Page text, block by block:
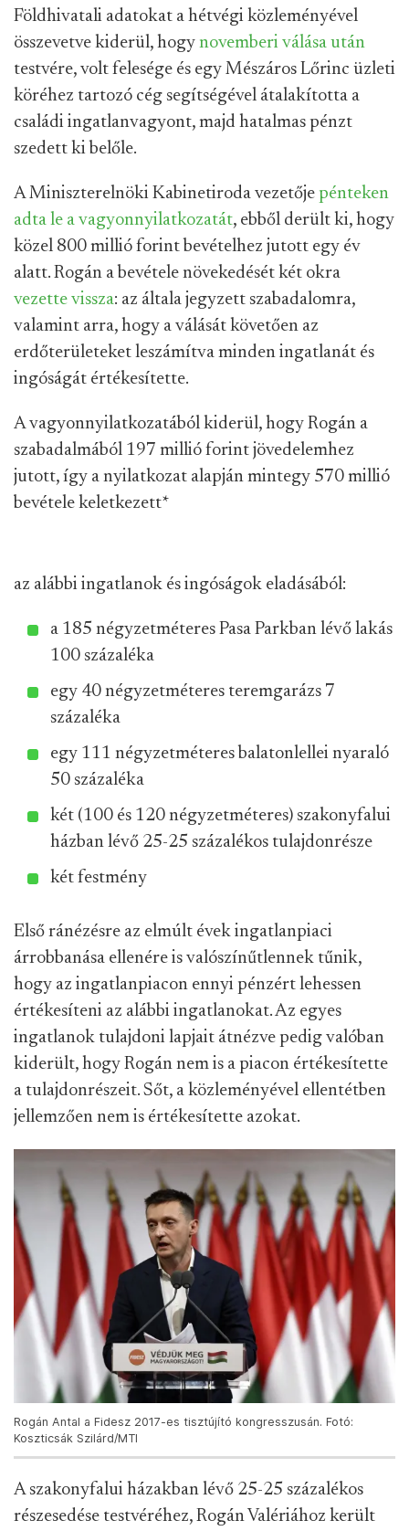
Földhivatali adatokat a hétvégi közleményével
összevetve kiderül, hogy novemberi válása után
testvére, volt felesége és egy Mészáros Lőrinc üzleti
köréhez tartozó cég segítségével átalakította a
családi ingatlanvagyont, majd hatalmas pénzt
szedett ki belőle.
A Miniszterelnöki Kabinetiroda vezetője pénteken
adta le a vagyonnyilatkozatát, ebből derült ki, hogy
közel 800 millió forint bevételhez jutott egy év
alatt. Rogán a bevétele növekedését két okra
vezette vissza: az általa jegyzett szabadalomra,
valamint arra, hogy a válását követően az
erdőterületeket leszámítva minden ingatlanát és
ingóságát értékesítette.
A vagyonnyilatkozatából kiderül, hogy Rogán a
szabadalmából 197 millió forint jövedelemhez
jutott, így a nyilatkozat alapján mintegy 570 millió
bevétele keletkezett*
az alábbi ingatlanok és ingóságok eladásából:
a 185 négyzetméteres Pasa Parkban lévő lakás
100 százaléka
egy 40 négyzetméteres teremgarázs 7
százaléka
egy 111 négyzetméteres balatonlellei nyaraló
50 százaléka
két (100 és 120 négyzetméteres) szakonyfalui
házban lévő 25-25 százalékos tulajdonrésze
két festmény
Első ránézésre az elmúlt évek ingatlanpiaci
árrobbanása ellenére is valószínűtlennek tűnik,
hogy az ingatlanpiacon ennyi pénzért lehessen
értékesíteni az alábbi ingatlanokat. Az egyes
ingatlanok tulajdoni lapjait átnézve pedig valóban
kiderült, hogy Rogán nem is a piacon értékesítette
a tulajdonrészeit. Sőt, a közleményével ellentétben
jellemzően nem is értékesítette azokat.
Rogán Antal a Fidesz 2017-es tisztújító kongresszusán. Fotó:
Koszticsák Szilárd/MTI
A szakonyfalui házakban lévő 25-25 százalékos
részesedése testvéréhez, Rogán Valériához került